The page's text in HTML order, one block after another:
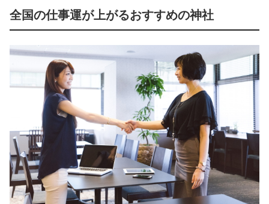
全国の仕事運が上がるおすすめの神社